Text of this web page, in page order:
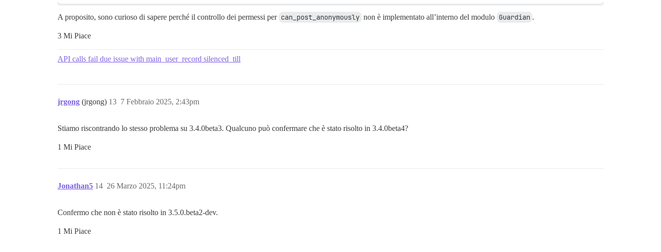
A proposito, sono curioso di sapere perché il controllo dei permessi per can_post_anonymously non è implementato all’interno del modulo Guardian .
3 Mi Piace
API calls fail due issue with main_user_record silenced_till
jrgong (jrgong) 7 Febbraio 2025, 2:43pm
13
Stiamo riscontrando lo stesso problema su 3.4.0beta3. Qualcuno può confermare che è stato risolto in 3.4.0beta4?
1 Mi Piace
Jonathan5 26 Marzo 2025, 11:24pm
14
Confermo che non è stato risolto in 3.5.0.beta2-dev.
1 Mi Piace